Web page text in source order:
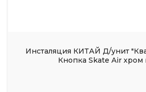
Инсталяция КИТАЙ Д/унит
Кнопка Skate Air хром